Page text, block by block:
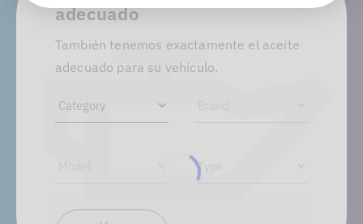
adecuado
También tenemos exactamente el aceite
adecuado para su vehículo.